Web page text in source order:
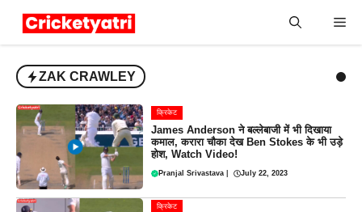
ZAK CRAWLEY
क्रिकेट
James Anderson ने बल्लेबाजी में भी दिखाया
कमाल, करारा चौका देख Ben Stokes के भी उड़े
होश, Watch Video!
Pranjal Srivastava July 22, 2023
क्रिकेट